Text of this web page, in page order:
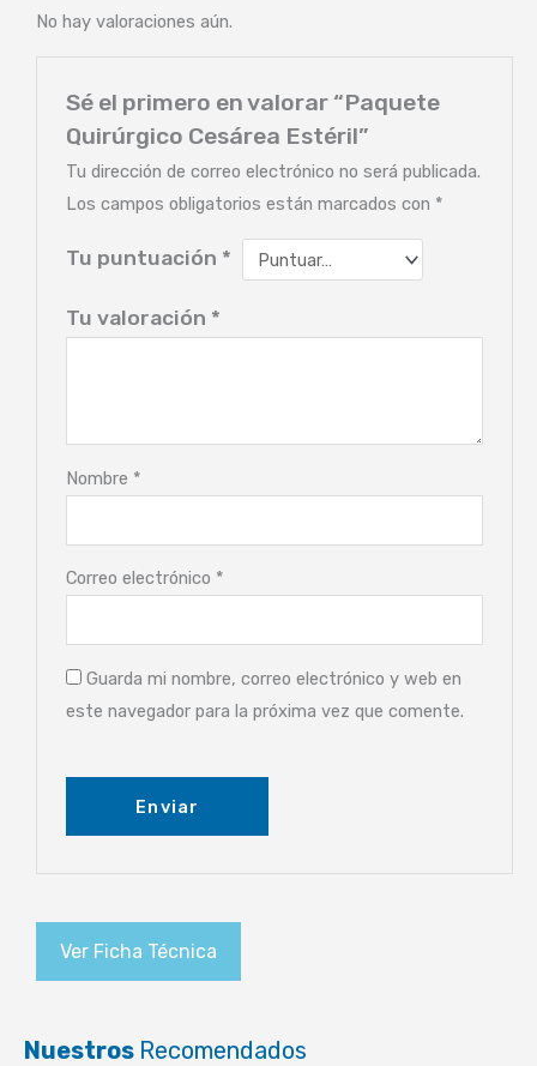
No hay valoraciones aún.
Sé el primero en valorar “Paquete
Quirúrgico Cesárea Estéril”
Tu dirección de correo electrónico no será publicada.
Los campos obligatorios están marcados con *
Tu puntuación *
Tu valoración *
Nombre *
Correo electrónico *
Guarda mi nombre, correo electrónico y web en
este navegador para la próxima vez que comente.
Ver Ficha Técnica
Nuestros Recomendados